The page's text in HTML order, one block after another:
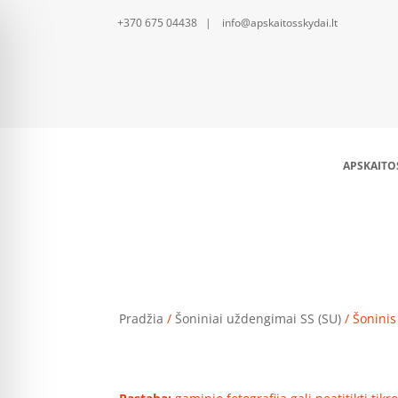
+370 675 04438 | info@apskaitosskydai.lt
Pradžia /Šoniniai uždengimai SS (SU) / Šoninis